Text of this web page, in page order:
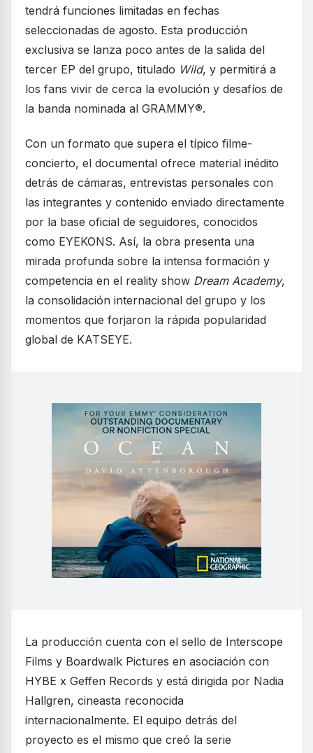
tendrá funciones limitadas en fechas
seleccionadas de agosto. Esta producción
exclusiva se lanza poco antes de la salida del
tercer EP del grupo, titulado Wild, y permitirá a
los fans vivir de cerca la evolución y desafíos de
la banda nominada al GRAMMY®.
Con un formato que supera el típico filme-
concierto, el documental ofrece material inédito
detrás de cámaras, entrevistas personales con
las integrantes y contenido enviado directamente
por la base oficial de seguidores, conocidos
como EYEKONS. Así, la obra presenta una
mirada profunda sobre la intensa formación y
competencia en el reality show Dream Academy,
la consolidación internacional del grupo y los
momentos que forjaron la rápida popularidad
global de KATSEYE.
La producción cuenta con el sello de Interscope
Films y Boardwalk Pictures en asociación con
HYBE x Geffen Records y está dirigida por Nadia
Hallgren, cineasta reconocida
internacionalmente. El equipo detrás del
proyecto es el mismo que creó la serie